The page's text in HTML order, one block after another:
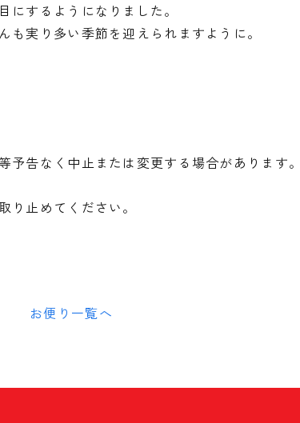
するようになりました。
も実り多い季節を迎えられますように。
告なく中止または変更する場合があります。
止めてください。
お便り一覧へ